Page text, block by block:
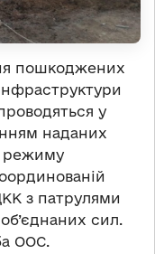
пошкоджених
у
наданих
режиму
з патрулями
сил.
ООС.